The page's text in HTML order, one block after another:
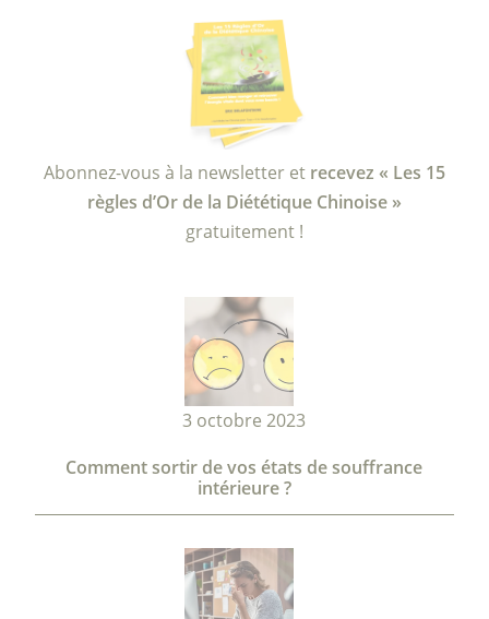
Abonnez-vous à la newsletter et recevez « Les 15
règles d’Or de la Diététique Chinoise »
gratuitement !
3 octobre 2023
Comment sortir de vos états de souffrance
intérieure ?